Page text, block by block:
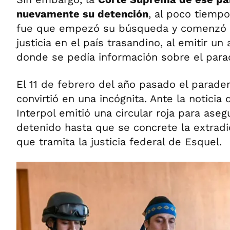
nuevamente su detención, al poco
fue que empezó su búsqueda y
justicia en el país trasandino, al emitir un
donde se pedía información sobre el
El 11 de febrero del año pasado el
convirtió en una incógnita. Ante la noticia
Interpol emitió una circular roja para
detenido hasta que se concrete la
que tramita la justicia federal de Esquel.